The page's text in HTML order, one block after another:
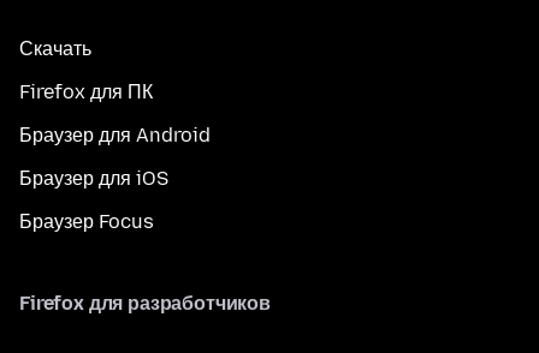
Скачать
Firefox для ПК
Браузер для Android
Браузер для iOS
Браузер Focus
Firefox для разработчиков